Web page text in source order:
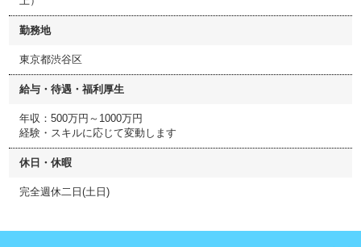
勤務地
東京都渋谷区
給与・待遇・福利厚生
年収：500万円～1000万円
経験・スキルに応じて変動します
休日・休暇
完全週休二日(土日)